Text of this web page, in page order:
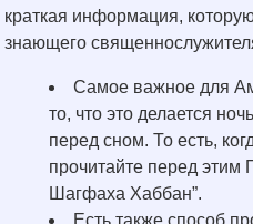
краткая информация,
знающего
Самое важное для
то, что это делается
перед сном. То есть,
прочитайте перед этим
Шагфаха Хаббан”.
Есть также способ